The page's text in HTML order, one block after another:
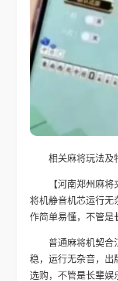
相关麻将玩法及
【河南郑州麻
将机静音机芯运行无
作简单易懂，不管是
普通麻将机契合
稳，运行无杂音，出
选购，不管是长辈娱